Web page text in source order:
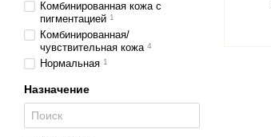
Комбинированная кожа с
пигментацией 1
Комбинированная/
чувствительная кожа 4
Нормальная 1
Назначение